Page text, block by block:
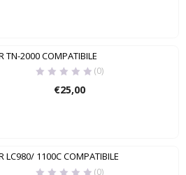
TN-2000 COMPATIBILE
(0)
€25,00
LC980/ 1100C COMPATIBILE
(0)